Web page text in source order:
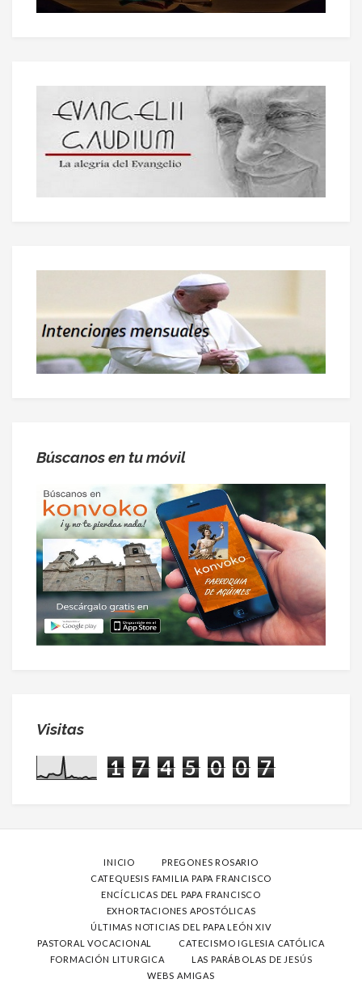
Búscanos en tu móvil
Visitas
1 7 4 5 0 0 7
INICIO
PREGONES ROSARIO
CATEQUESIS FAMILIA PAPA FRANCISCO
ENCÍCLICAS DEL PAPA FRANCISCO
EXHORTACIONES APOSTÓLICAS
ÚLTIMAS NOTICIAS DEL PAPA LEÓN XIV
PASTORAL VOCACIONAL
CATECISMO IGLESIA CATÓLICA
FORMACIÓN LITURGICA
LAS PARÁBOLAS DE JESÚS
WEBS AMIGAS